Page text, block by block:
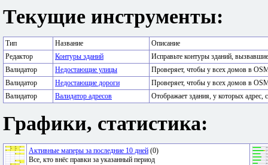
Текущие инструменты:
Тип Название
Описание
Редактор
Контуры зданий
Исправьте контуры зданий,
Валидатор
Недостающие улицы
Проверяет, чтобы у всех домов в
Валидатор
Недостающие дороги
Проверяет, чтобы у всех домов в
Валидатор
Валидатор адресов Отображает здания, у которых адрес,
Графики, статистика:
Активные маперы за последние 10 дней (0)
Все, кто внёс правки за указанный период